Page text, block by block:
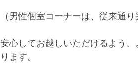
（男性個室コーナーは、従来通り
安心してお越しいただけるよう
ります。